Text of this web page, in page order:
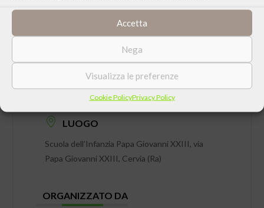
Accetta
Nega
Visualizza le preferenze
Cookie PolicyPrivacy Policy
DATA
Giovedì 25 Gennaio 2007 ore 20:30
LUOGO
Scuola dell’Infanzia Papa Giovanni XXIII, via
Papa Giovanni XXIII, Cervia (Ra)
ORGANIZZATO DA